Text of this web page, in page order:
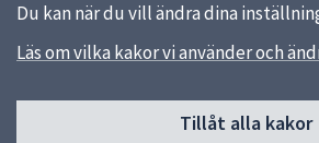
Du kan när du vill ändra dina
Läs om vilka kakor vi använder och
Tillåt alla kakor